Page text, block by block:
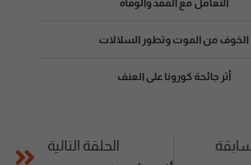
التعامل مع الفقد والوفاة
الخوف من الموت وتطور السلالات
أثر جائحة كورونا على العنف
الحلقة التالية